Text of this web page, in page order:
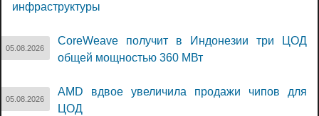
инфраструктуры
05.08.2026
CoreWeave получит в Индонезии три ЦОД
общей мощностью 360 МВт
05.08.2026
AMD вдвое увеличила продажи чипов для
ЦОД